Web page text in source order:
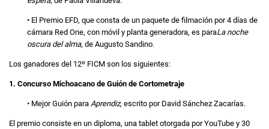
• El Premio EFD, que consta de un paquete de filmación por 4 días de
cámara Red One, con móvil y planta generadora, es paraLa noche
oscura del alma, de Augusto Sandino.
Los ganadores del 12º FICM son los siguientes:
1. Concurso Michoacano de Guión de Cortometraje
• Mejor Guión para Aprendiz, escrito por David Sánchez Zacarías.
El premio consiste en un diploma, una tablet otorgada por YouTube y 30